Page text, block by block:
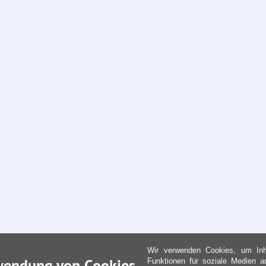
Wir verwenden Cookies, um
Funktionen für soziale Medien